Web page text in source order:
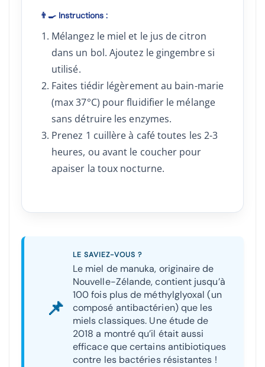
👨‍🍳 Instructions :
Mélangez le miel et le jus de citron
dans un bol. Ajoutez le gingembre si
utilisé.
Faites tiédir légèrement au bain-marie
(max 37°C) pour fluidifier le mélange
sans détruire les enzymes.
Prenez 1 cuillère à café toutes les 2-3
heures, ou avant le coucher pour
apaiser la toux nocturne.
📌
LE SAVIEZ-VOUS ?
Le miel de manuka, originaire de
Nouvelle-Zélande, contient jusqu’à
100 fois plus de méthylglyoxal (un
composé antibactérien) que les
miels classiques. Une étude de
2018 a montré qu’il était aussi
efficace que certains antibiotiques
contre les bactéries résistantes !